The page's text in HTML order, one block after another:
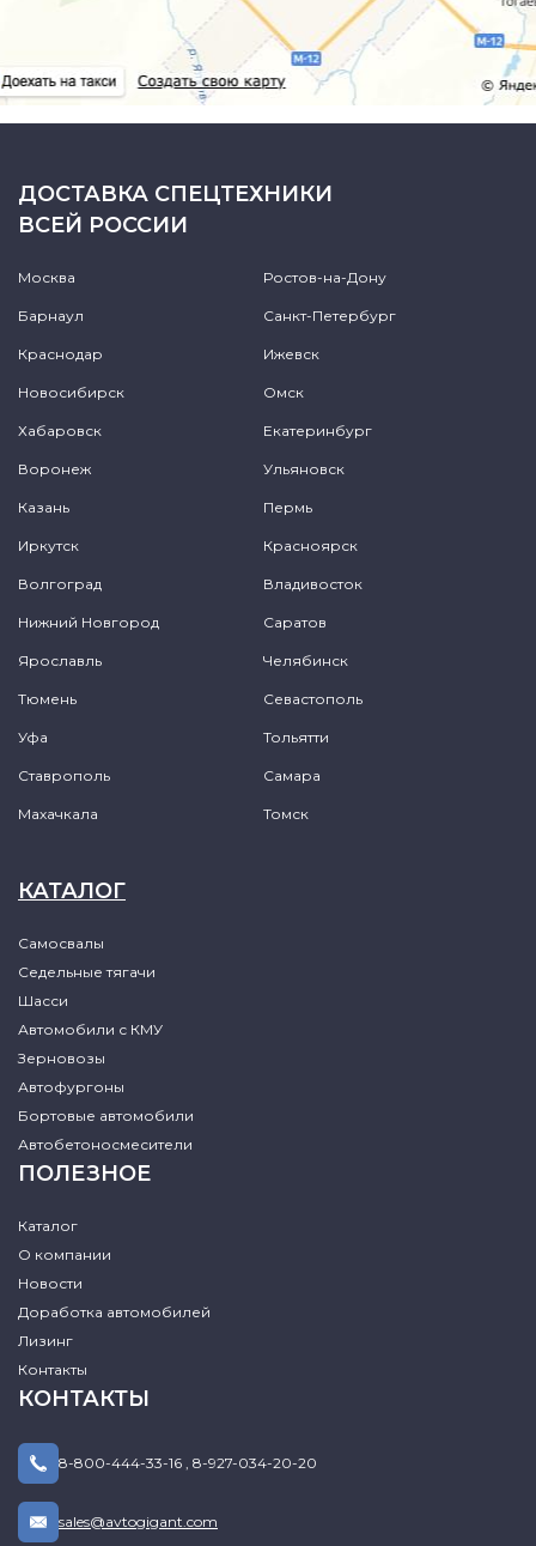
ДОСТАВКА СПЕЦТЕХНИКИ
ВСЕЙ РОССИИ
Москва Ростов-на-Дону
Барнаул Санкт-Петербург
Краснодар Ижевск
Новосибирск Омск
Хабаровск Екатеринбург
Воронеж Ульяновск
Казань Пермь
Иркутск Красноярск
Волгоград Владивосток
Нижний Новгород Саратов
Ярославль Челябинск
Тюмень Севастополь
Уфа Тольятти
Ставрополь Самара
Махачкала Томск
КАТАЛОГ
Самосвалы
Седельные тягачи
Шасси
Автомобили с КМУ
Зерновозы
Автофургоны
Бортовые автомобили
Автобетоносмесители
ПОЛЕЗНОЕ
Каталог
О компании
Новости
Доработка автомобилей
Лизинг
Контакты
КОНТАКТЫ
8-800-444-33-16 , 8-927-034-20-20
sales@avtogigant.com